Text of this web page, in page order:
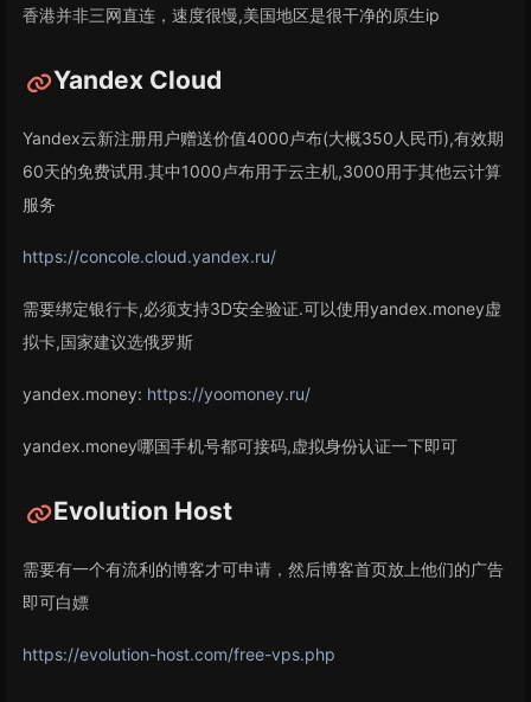
香港并非三网直连，速度很慢,美国地区是很干净的原生ip
Yandex Cloud
Yandex云新注册用户赠送价值4000卢布(大概350人民币),有效期
60天的免费试用.其中1000卢布用于云主机,3000用于其他云计算
服务
https://concole.cloud.yandex.ru/
需要绑定银行卡,必须支持3D安全验证.可以使用yandex.money虚
拟卡,国家建议选俄罗斯
yandex.money: https://yoomoney.ru/
yandex.money哪国手机号都可接码,虚拟身份认证一下即可
Evolution Host
需要有一个有流利的博客才可申请，然后博客首页放上他们的广告
即可白嫖
https://evolution-host.com/free-vps.php